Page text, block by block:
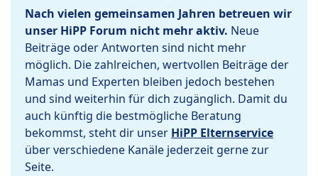
Nach vielen gemeinsamen Jahren betreuen wir
unser HiPP Forum nicht mehr aktiv. Neue
Beiträge oder Antworten sind nicht mehr
möglich. Die zahlreichen, wertvollen Beiträge der
Mamas und Experten bleiben jedoch bestehen
und sind weiterhin für dich zugänglich. Damit du
auch künftig die bestmögliche Beratung
bekommst, steht dir unser HiPP Elternservice
über verschiedene Kanäle jederzeit gerne zur
Seite.